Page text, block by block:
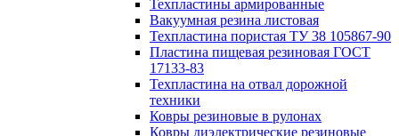
Техпластины армированные
Вакуумная резина листовая
Техпластина пористая ТУ 38 105867-90
Пластина пищевая резиновая ГОСТ
17133-83
Техпластина на отвал дорожной
техники
Ковры резиновые в рулонах
Ковры диэлектрические резиновые